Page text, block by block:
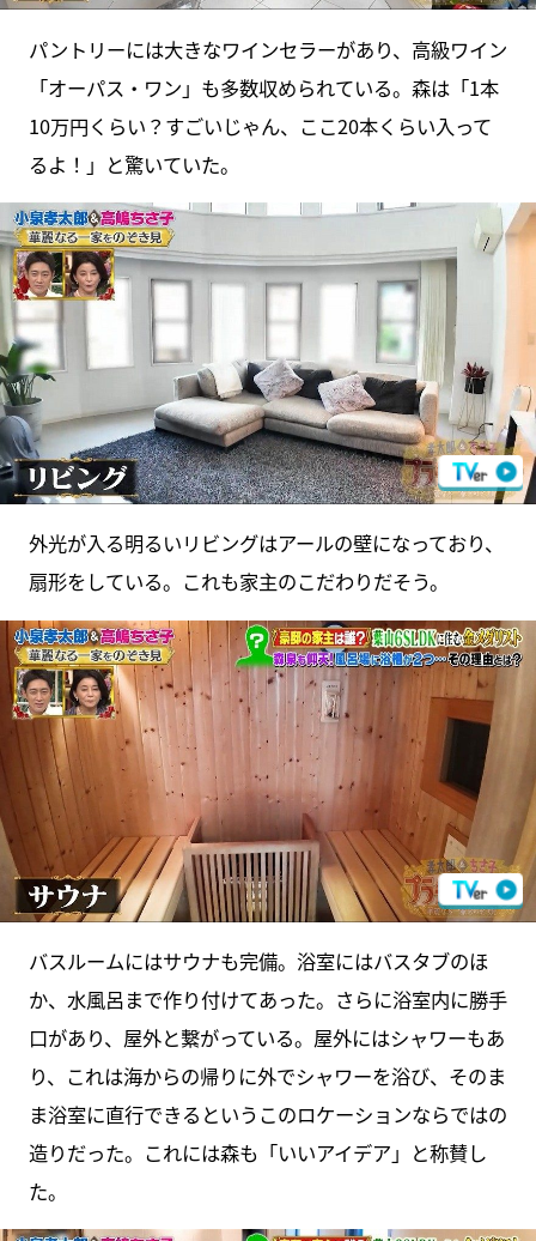
パントリーには大きなワインセラーがあり、高級ワイン
「オーパス・ワン」も多数収められている。森は「1本
10万円くらい？すごいじゃん、ここ20本くらい入って
るよ！」と驚いていた。
外光が入る明るいリビングはアールの壁になっており、
扇形をしている。これも家主のこだわりだそう。
バスルームにはサウナも完備。浴室にはバスタブのほ
か、水風呂まで作り付けてあった。さらに浴室内に勝手
口があり、屋外と繋がっている。屋外にはシャワーもあ
り、これは海からの帰りに外でシャワーを浴び、そのま
ま浴室に直行できるというこのロケーションならではの
造りだった。これには森も「いいアイデア」と称賛し
た。